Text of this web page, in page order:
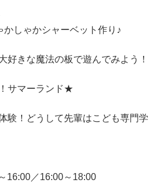
かしゃかシャーベット作り♪
好きな魔法の板で遊んでみよう！
サマーランド★
験！どうして先輩はこども専門学
16:00／16:00～18:00